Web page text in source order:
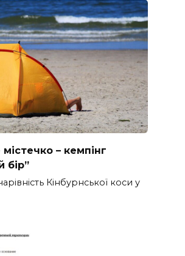
– кемпінг
бір”
Кінбурнської коси у